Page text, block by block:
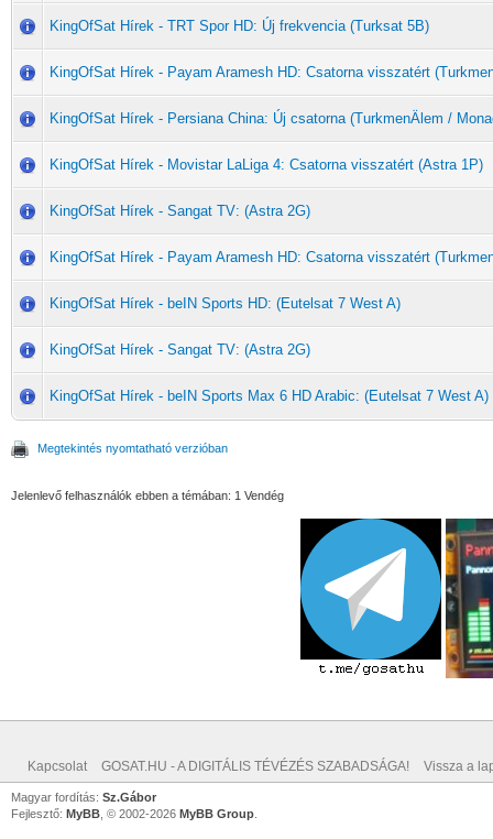
KingOfSat Hírek - TRT Spor HD: Új frekvencia (Turksat 5B)
KingOfSat Hírek - Payam Aramesh HD: Csatorna visszatért
KingOfSat Hírek - Persiana China: Új csatorna (TurkmenÄlem /
KingOfSat Hírek - Movistar LaLiga 4: Csatorna visszatért (Astra 1P)
KingOfSat Hírek - Sangat TV: (Astra 2G)
KingOfSat Hírek - Payam Aramesh HD: Csatorna visszatért
KingOfSat Hírek - beIN Sports HD: (Eutelsat 7 West A)
KingOfSat Hírek - Sangat TV: (Astra 2G)
KingOfSat Hírek - beIN Sports Max 6 HD Arabic: (Eutelsat 7 West A)
Megtekintés nyomtatható verzióban
Jelenlevő felhasználók ebben a témában: 1 Vendég
Kapcsolat GOSAT.HU - A DIGITÁLIS TÉVÉZÉS SZABADSÁGA! Vissza a
Magyar fordítás: Sz.Gábor
Fejlesztő: MyBB , © 2002-2026 MyBB Group